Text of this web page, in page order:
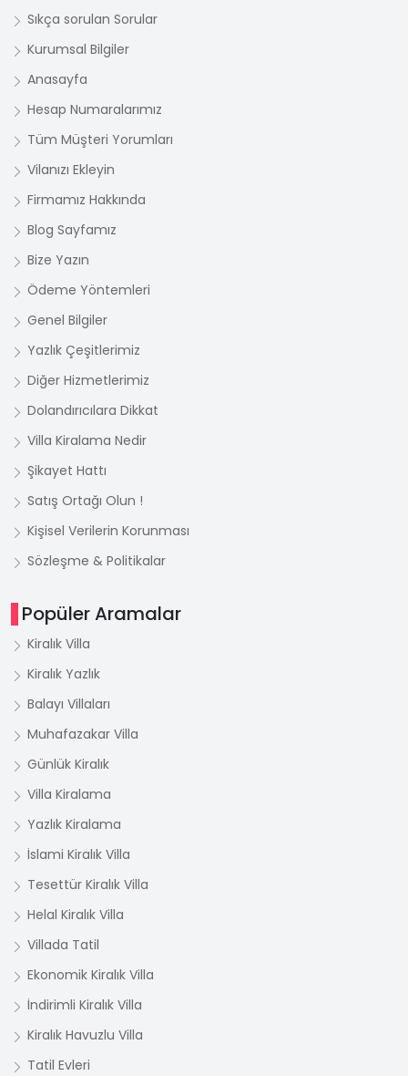
Sıkça sorulan Sorular
Kurumsal Bilgiler
Anasayfa
Hesap Numaralarımız
Tüm Müşteri Yorumları
Vilanızı Ekleyin
Firmamız Hakkında
Blog Sayfamız
Bize Yazın
Ödeme Yöntemleri
Genel Bilgiler
Yazlık Çeşitlerimiz
Diğer Hizmetlerimiz
Dolandırıcılara Dikkat
Villa Kiralama Nedir
Şikayet Hattı
Satış Ortağı Olun !
Kişisel Verilerin Korunması
Sözleşme & Politikalar
Popüler Aramalar
Kiralık Villa
Kiralık Yazlık
Balayı Villaları
Muhafazakar Villa
Günlük Kiralık
Villa Kiralama
Yazlık Kiralama
İslami Kiralık Villa
Tesettür Kiralık Villa
Helal Kiralık Villa
Villada Tatil
Ekonomik Kiralık Villa
İndirimli Kiralık Villa
Kiralık Havuzlu Villa
Tatil Evleri